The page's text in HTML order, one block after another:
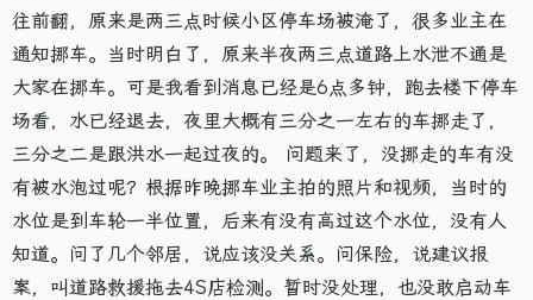
往前翻，原来是两三点时候小区停车场被淹了，很多业主在
通知挪车。当时明白了，原来半夜两三点道路上水泄不通是
大家在挪车。可是我看到消息已经是6点多钟，跑去楼下停车
场看，水已经退去，夜里大概有三分之一左右的车挪走了，
三分之二是跟洪水一起过夜的。 问题来了，没挪走的车有没
有被水泡过呢？根据昨晚挪车业主拍的照片和视频，当时的
水位是到车轮一半位置，后来有没有高过这个水位，没有人
知道。问了几个邻居，说应该没关系。问保险，说建议报
案，叫道路救援拖去4S店检测。暂时没处理，也没敢启动车